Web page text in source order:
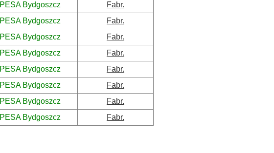
PESA Bydgoszcz
Fabr.
PESA Bydgoszcz
Fabr.
PESA Bydgoszcz
Fabr.
PESA Bydgoszcz
Fabr.
PESA Bydgoszcz
Fabr.
PESA Bydgoszcz
Fabr.
PESA Bydgoszcz
Fabr.
PESA Bydgoszcz Fabr.